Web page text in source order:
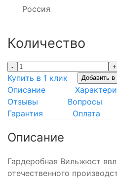
Россия
Количество
- +
Купить в 1 клик Добавить в
Описание
Отзывы
Вопросы
Гарантия
Оплата
Описание
Гардеробная Вильжюст
отечественного